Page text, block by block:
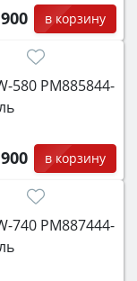
в корзину
580 PM885844-
в корзину
740 PM887444-